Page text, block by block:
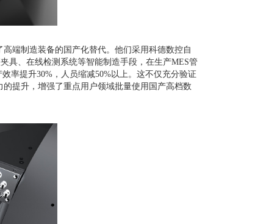
端制造装备的国产化替代。他们采用科德数控自
具、在线检测系统等智能制造手段，在生产MES管
效率提升30% ，人员缩减50%以上。这不仅充分验证
提升，增强了重点用户领域批量使用国产高档数